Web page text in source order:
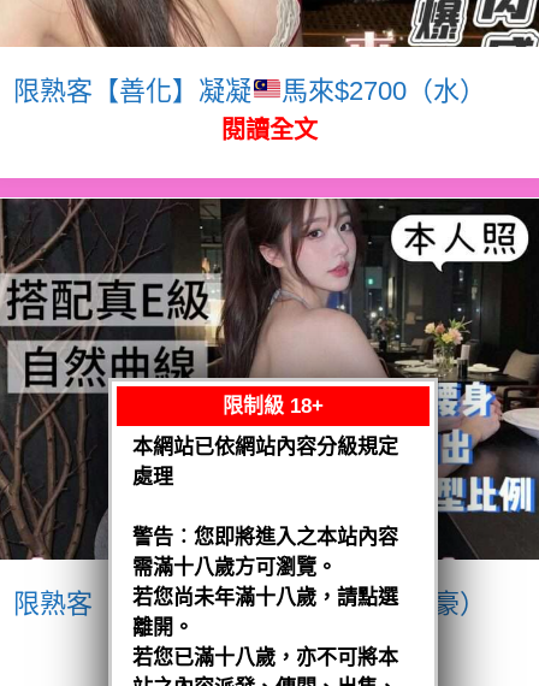
限熟客【善化】凝凝 馬來$2700（水）
閱讀全文
限熟客【南區】愛紗 越南$3200（豪）
閱讀全文
限制級 18+
本網站已依網站內容分級規定
處理
警告︰您即將進入之本站內容
需滿十八歲方可瀏覽。
若您尚未年滿十八歲，請點選
離開。
若您已滿十八歲，亦不可將本